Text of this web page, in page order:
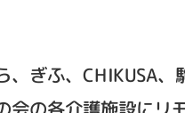
、ぎふ、CHIKUSA、